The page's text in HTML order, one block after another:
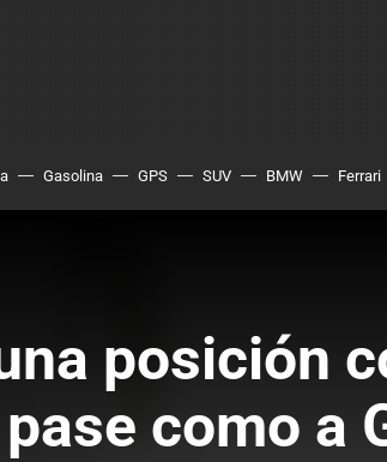
Gasolina GPS SUV BMW Ferrari
posición
como a